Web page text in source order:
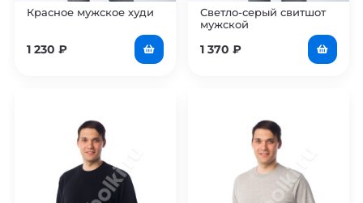
Красное мужское худи
1 230 ₽
Светло-серый свитшот
мужской
1 370 ₽